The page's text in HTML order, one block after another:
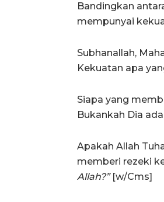
Bandingkan
mempunyai
Subhanallah,
Kekuatan apa
Siapa yang
Bukankah Dia
Apakah Allah
memberi rezeki
Allah?”[w/Cms]